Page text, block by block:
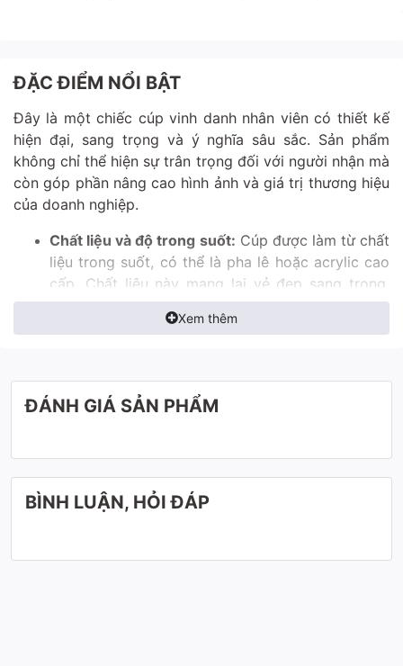
ĐẶC ĐIỂM NỔI BẬT
Đây là một chiếc cúp vinh danh nhân viên có thiết kế
hiện đại, sang trọng và ý nghĩa sâu sắc. Sản phẩm
không chỉ thể hiện sự trân trọng đối với người nhận mà
còn góp phần nâng cao hình ảnh và giá trị thương hiệu
của doanh nghiệp.
Chất liệu và độ trong suốt: Cúp được làm từ chất
liệu trong suốt, có thể là pha lê hoặc acrylic cao
cấp. Chất liệu này mang lại vẻ đẹp sang trọng,
tinh tế và khả năng tán sắc ánh sáng tuyệt vời.
Độ trong suốt hoàn hảo thể hiện sự trân trọng và
dạng tấm phẳng, mang phong cách tối giản
nhưng không kém phần ấn tượng. Hình dáng này
sự chuyên nghiệp và năng động của doanh
nghiệp.
Cúp Độc Quyền không chỉ cung cấp sản phẩm, mà còn
khắc vinh danh. Hãy để chúng tôi đồng hành cùng bạn,
Xem thêm
ĐÁNH GIÁ SẢN PHẨM
BÌNH LUẬN, HỎI ĐÁP